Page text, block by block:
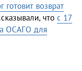
готовит возврат
что с 17
ОСАГО для